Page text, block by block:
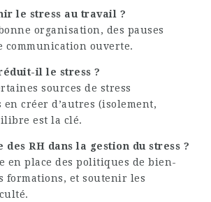
le stress au travail ?
organisation, des pauses
communication ouverte.
il le stress ?
sources de stress
créer d’autres (isolement,
est la clé.
des RH dans la gestion du stress ?
en place des politiques de bien-
formations, et soutenir les